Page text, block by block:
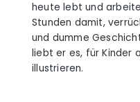
heute lebt und
Stunden damit,
und dumme
liebt er es, für Kinder
illustrieren.